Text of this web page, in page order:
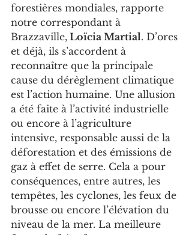
forestières mondiales, rapporte
notre correspondant à
Brazzaville, Loïcia Martial. D’ores
et déjà, ils s’accordent à
reconnaître que la principale
cause du dérèglement climatique
est l’action humaine. Une allusion
a été faite à l’activité industrielle
ou encore à l’agriculture
intensive, responsable aussi de la
déforestation et des émissions de
gaz à effet de serre. Cela a pour
conséquences, entre autres, les
tempêtes, les cyclones, les feux de
brousse ou encore l’élévation du
niveau de la mer. La meilleure